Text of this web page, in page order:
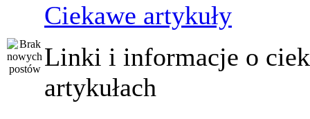
Ciekawe artykuły
Linki i informacje o
artykułach